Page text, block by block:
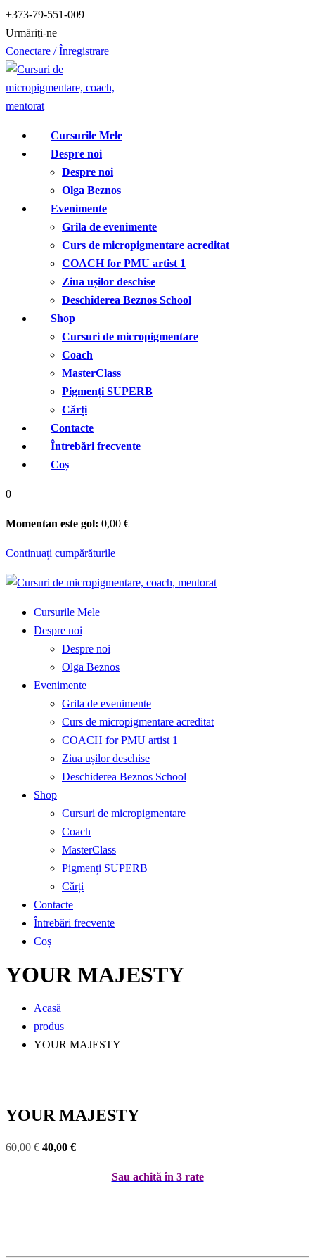
Treci
la
conținut
+373-79-551-009
Urmăriți-ne
Conectare / Înregistrare
Cursurile Mele
Despre noi
Despre noi
Olga Beznos
Evenimente
Grila de evenimente
Curs de micropigmentare acreditat
COACH for PMU artist 1
Ziua ușilor deschise
Deschiderea Beznos School
Shop
Cursuri de micropigmentare
Coach
MasterClass
Pigmenți SUPERB
Cărți
Contacte
Întrebări frecvente
Coș
0
Momentan este gol: 0,00 €
Continuați cumpărăturile
Cursurile Mele
Despre noi
Despre noi
Olga Beznos
Evenimente
Grila de evenimente
Curs de micropigmentare acreditat
COACH for PMU artist 1
Ziua ușilor deschise
Deschiderea Beznos School
Shop
Cursuri de micropigmentare
Coach
MasterClass
Pigmenți SUPERB
Cărți
Contacte
Întrebări frecvente
Coș
YOUR MAJESTY
Acasă
produs
YOUR MAJESTY
YOUR MAJESTY
60,00 € Prețul
40,00 €Prețul
Sau achită în 3 rate